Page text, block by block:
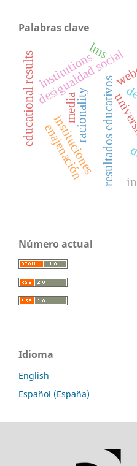
Palabras clave
resultados educativos
desigualdad social
racionality
institutions
instituciones
enajenación
educational results media
lms
Número actual
Idioma
English
Español (España)